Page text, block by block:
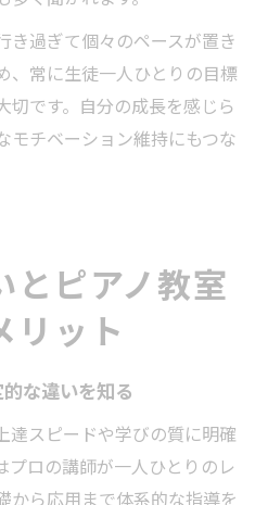
き過ぎて個々のペースが置き
、常に生徒一人ひとりの目標
切です。自分の成長を感じら
モチベーション維持にもつな
とピアノ教室
リット
な違いを知る
達スピードや学びの質に明確
プロの講師が一人ひとりのレ
から応用まで体系的な指導を